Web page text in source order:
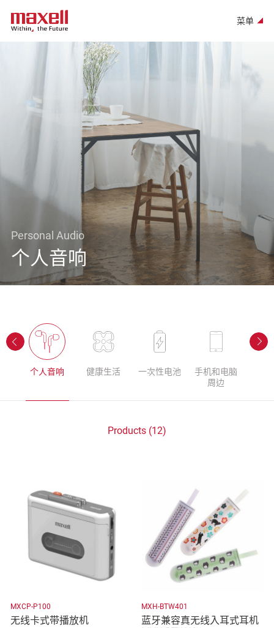
菜单
Personal Audio
个人音响
个人音响 健康生活 一次性电池
手机和电脑
周边
Products (12)
MXCP-P100
无线卡式带播放机
MXH-BTW401
蓝牙兼容真无线入耳式耳机